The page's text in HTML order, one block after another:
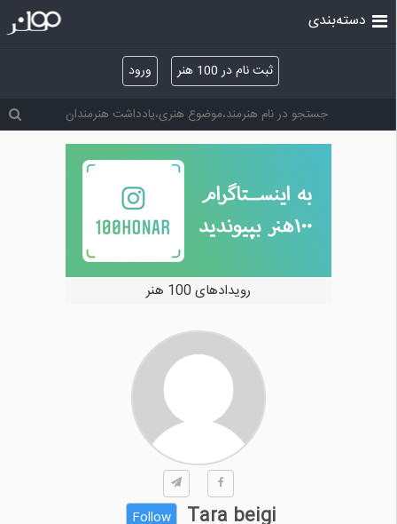
ثبت نام در 100 هنر ورود
دسته‌بندی
رویدادهای 100 هنر
Tara beigi
Follow